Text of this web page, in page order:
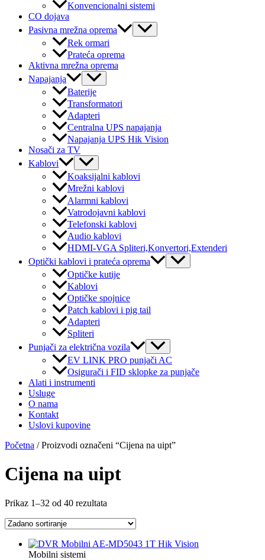
Konvencionalni sistemi
CO dojava
Pasivna mrežna oprema
Menu
Toggle
Rek ormari
Prateća oprema
Aktivna mrežna oprema
Napajanja
Menu
Toggle
Baterije
Transformatori
Adapteri
Centralna UPS napajanja
Napajanja UPS Hik Vision
Nosači za TV
Kablovi
Menu
Toggle
Koaksijalni kablovi
Mrežni kablovi
Alarmni kablovi
Vatrodojavni kablovi
Telefonski kablovi
Audio kablovi
HDMI-VGA Spliteri,Konvertori,Extenderi
Optički kablovi i prateća oprema
Menu
Toggle
Optičke kutije
Kablovi
Optičke spojnice
Patch kablovi i pig tail
Adapteri
Spliteri
Punjači za električna vozila
Menu
Toggle
EV LINK PRO punjači AC
Osigurači i FID sklopke za punjače
Alati i instrumenti
Usluge
O nama
Kontakt
Uslovi kupovine
Početna / Proizvodi označeni “Cijena na uipt”
Cijena na uipt
Prikaz 1–32 od 40 rezultata
Mobilni sistemi